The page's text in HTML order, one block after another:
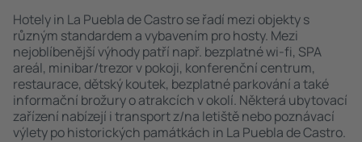
Hotely in La Puebla de Castro se řadí mezi objekty s
různým standardem a vybavením pro hosty. Mezi
nejoblíbenější výhody patří např. bezplatné wi-fi, SPA
areál, minibar/trezor v pokoji, konferenční centrum,
restaurace, dětský koutek, bezplatné parkování a také
informační brožury o atrakcích v okolí. Některá ubytovací
zařízení nabízejí i transport z/na letiště nebo poznávací
výlety po historických památkách in La Puebla de Castro.